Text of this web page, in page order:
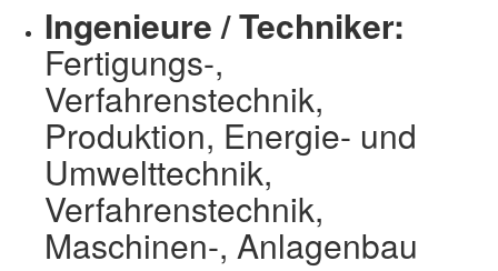
Ingenieure / Techniker:
Fertigungs-,
Verfahrenstechnik,
Produktion, Energie- und
Umwelttechnik,
Verfahrenstechnik,
Maschinen-, Anlagenbau